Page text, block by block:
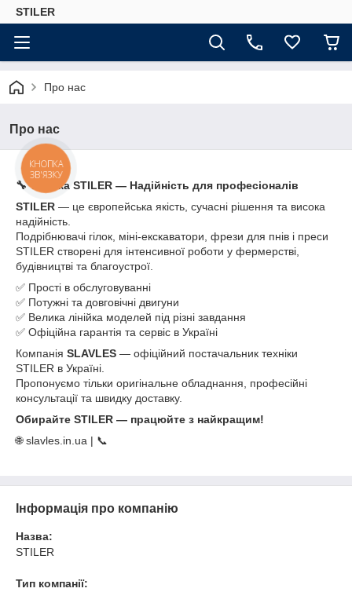
STILER
Про нас
Про нас
🔧 Техніка STILER — Надійність для професіоналів
STILER — це європейська якість, сучасні рішення та висока
надійність.
Подрібнювачі гілок, міні-екскаватори, фрези для пнів і преси
STILER створені для інтенсивної роботи у фермерстві,
будівництві та благоустрої.
✅ Прості в обслуговуванні
✅ Потужні та довговічні двигуни
✅ Велика лінійка моделей під різні завдання
✅ Офіційна гарантія та сервіс в Україні
Компанія SLAVLES — офіційний постачальник техніки
STILER в Україні.
Пропонуємо тільки оригінальне обладнання, професійні
консультації та швидку доставку.
Обирайте STILER — працюйте з найкращим!
🌐 slavles.in.ua | 📞
Інформація про компанію
Назва:
STILER
Тип компанії:
КНОПКА
ЗВ'ЯЗКУ